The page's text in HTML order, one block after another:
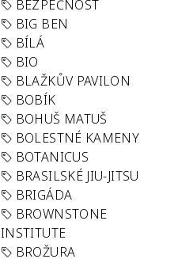
BEZPEČNOST
BIG BEN
BÍLÁ
BIO
BLAŽKŮV PAVILON
BOBÍK
BOHUŠ MATUŠ
BOLESTNÉ KAMENY
BOTANICUS
BRASILSKÉ JIU-JITSU
BRIGÁDA
BROWNSTONE
INSTITUTE
BROŽURA